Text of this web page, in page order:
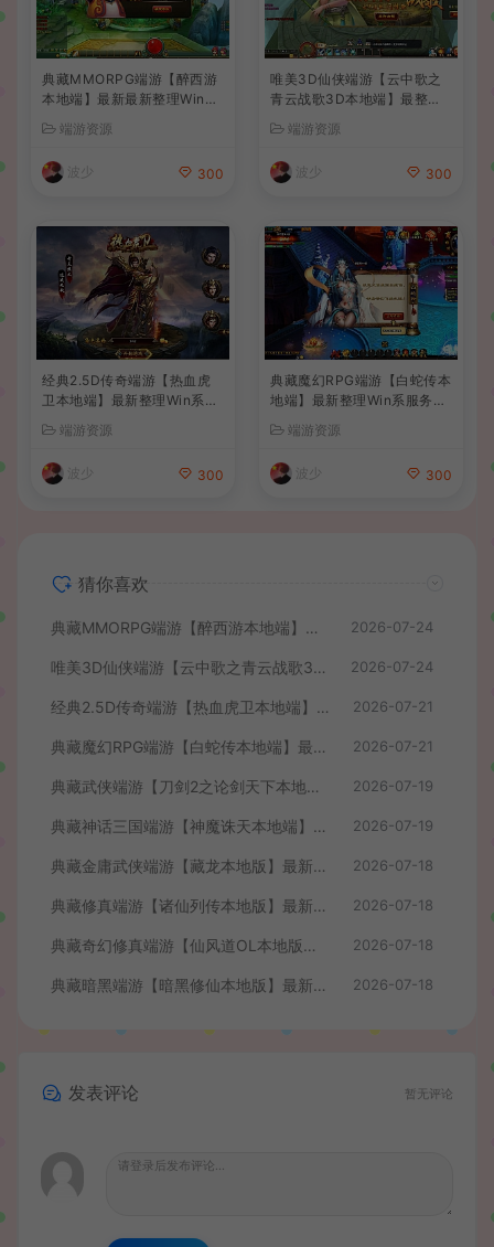
典藏MMORPG端游【醉西游
本地端】最新最新整理Win系
服务端+PC客户端+GM后台
+详细搭建教程
端游资源
波少 300
唯美3D仙侠端游【云中歌之
青云战歌3D本地端】最整理
Win系服务端+PC客户端+G
M工具+详细搭建教程
端游资源
波少 300
经典2.5D传奇端游【热血虎
卫本地端】最新整理Win系服
务端+PC客户端+详细搭建教
程
端游资源
波少 300
典藏魔幻RPG端游【白蛇传本
地端】最新整理Win系服务端
+PC客户端+GM工具+详细搭
建教程
端游资源
波少 300
猜你喜欢
典藏MMORPG端游【醉西游本地端】最新最新整理Win系服务端+PC客户端+GM后台+详细搭建教程 2026-07-24
唯美3D仙侠端游【云中歌之青云战歌3D本地端】最整理Win系服务端+PC客户端+GM工具+详细搭建教程 2026-07-24
经典2.5D传奇端游【热血虎卫本地端】最新整理Win系服务端+PC客户端+详细搭建教程 2026-07-21
典藏魔幻RPG端游【白蛇传本地端】最新整理Win系服务端+PC客户端+GM工具+详细搭建教程 2026-07-21
典藏武侠端游【刀剑2之论剑天下本地端】最新整理Win系服务端+PC客户端+GM工具+详细搭建教程 2026-07-19
典藏神话三国端游【神魔诛天本地端】最新整理Win系服务端+PC客户端+货币修改教程+详细搭建教程 2026-07-19
典藏金庸武侠端游【藏龙本地版】最新整理Win系服务端+PC客户端+GM工具+详细搭建教程 2026-07-18
典藏修真端游【诸仙列传本地版】最新整理Win系服务端+PC客户端+GM工具+详细搭建教程 2026-07-18
典藏奇幻修真端游【仙风道OL本地版】最新整理Win系服务端+PC客户端+GM工具+详细搭建教程 2026-07-18
典藏暗黑端游【暗黑修仙本地版】最新整理Win系服务端+PC客户端+GM工具+详细搭建教程 2026-07-18
发表评论 暂无评论